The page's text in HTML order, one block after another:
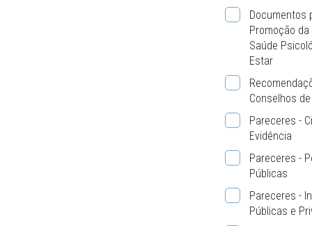
Documentos
Promoção
Saúde
Estar
Conselhos
Pareceres -
Evidência
Pareceres -
Públicas
Pareceres -
Públicas e